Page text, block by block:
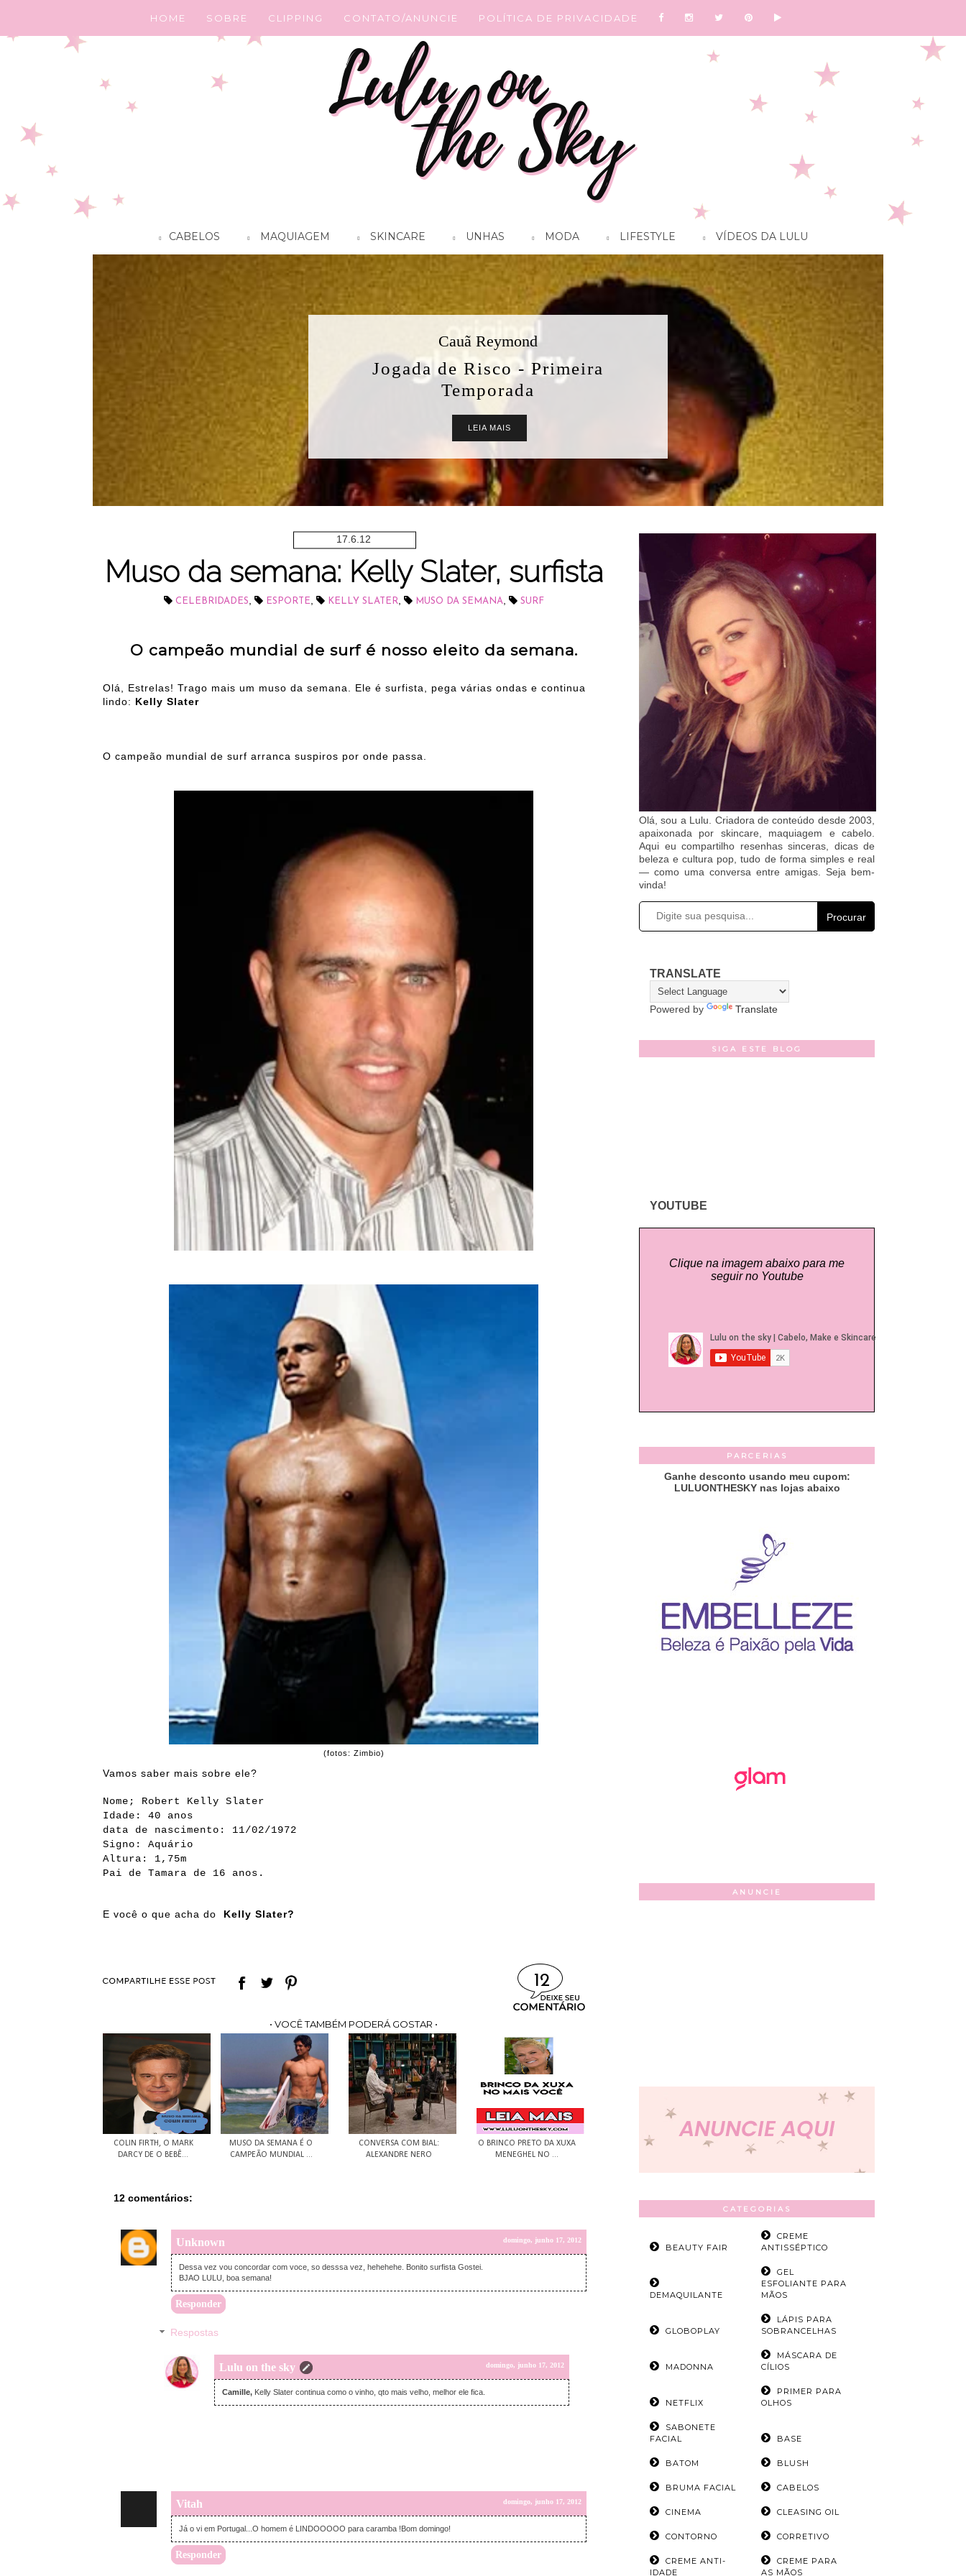
HOME SOBRE CLIPPING CONTATO/ANUNCIE POLÍTICA DE PRIVACIDADE
CABELOS MAQUIAGEM SKINCARE UNHAS MODA LIFESTYLE VÍDEOS DA LULU
Cauã Reymond
Jogada de Risco - Primeira
Temporada
LEIA MAIS
17.6.12
Muso da semana: Kelly Slater, surfista
CELEBRIDADES ESPORTE KELLY SLATER MUSO DA SEMANA SURF
O campeão mundial de surf é nosso eleito da semana.
Olá, Estrelas! Trago mais um muso da semana. Ele é surfista, pega várias ondas e continua
lindo: Kelly Slater
O campeão mundial de surf arranca suspiros por onde passa.
(fotos: Zimbio)
Vamos saber mais sobre ele?
Nome; Robert Kelly Slater
Idade: 40 anos
data de nascimento: 11/02/1972
Signo: Aquário
Altura: 1,75m
Pai de Tamara de 16 anos.
E você o que acha do Kelly Slater?
12
• VOCÊ TAMBÉM PODERÁ GOSTAR •
COLIN FIRTH, O MARK
DARCY DE O BEBÊ...
MUSO DA SEMANA É O
CAMPEÃO MUNDIAL ...
CONVERSA COM BIAL:
ALEXANDRE NERO
O BRINCO PRETO DA XUXA
MENEGHEL NO ...
12 comentários:
Unknown domingo, junho 17, 2012
Dessa vez vou concordar com voce, so desssa vez, hehehehe. Bonito surfista Gostei.
BJAO LULU, boa semana!
Responder
Respostas
Lulu on the sky domingo, junho 17, 2012
Camille, Kelly Slater continua como o vinho, qto mais velho, melhor ele fica.
Vitah domingo, junho 17, 2012
Já o vi em Portugal...O homem é LINDOOOOO para caramba !Bom domingo!
Responder
Olá, sou a Lulu. Criadora de conteúdo desde 2003,
apaixonada por skincare, maquiagem e cabelo.
Aqui eu compartilho resenhas sinceras, dicas de
beleza e cultura pop, tudo de forma simples e real
— como uma conversa entre amigas. Seja bem-
vinda!
Procurar
TRANSLATE
Powered by Translate
SIGA ESTE BLOG
YOUTUBE
Clique na imagem abaixo para me
seguir no Youtube
PARCERIAS
Ganhe desconto usando meu cupom:
LULUONTHESKY nas lojas abaixo
ANUNCIE
CATEGORIAS
BEAUTY FAIR
CREME
ANTISSÉPTICO
DEMAQUILANTE
GEL
ESFOLIANTE PARA
MÃOS
GLOBOPLAY
LÁPIS PARA
SOBRANCELHAS
MADONNA
MÁSCARA DE
CÍLIOS
NETFLIX
PRIMER PARA
OLHOS
SABONETE
FACIAL
BASE
BATOM BLUSH
BRUMA FACIAL CABELOS
CINEMA CLEASING OIL
CONTORNO CORRETIVO
CREME ANTI-
IDADE
CREME PARA
AS MÃOS